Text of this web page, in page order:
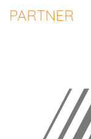
PARTNER